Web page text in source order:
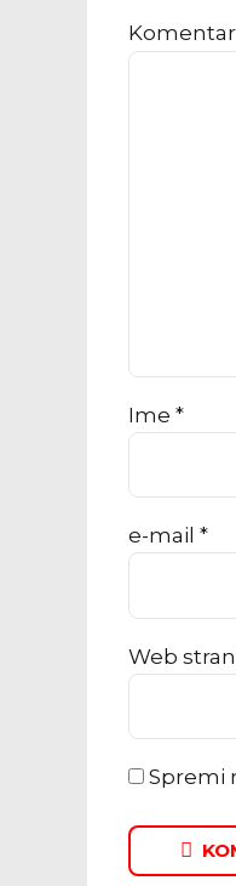
Komentar
Ime *
e-mail *
Web
Spremi